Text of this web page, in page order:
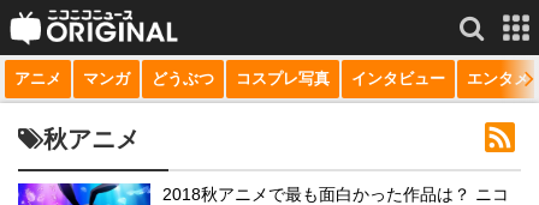
サービス一覧 もっと見る
niconico
動画
アニメ マンガ どうぶつ コスプレ写真 インタビュー エンタメ
秋アニメ
2018秋アニメで最も面白かった作品は？ ニコ